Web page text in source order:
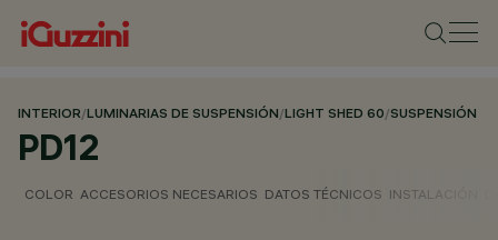
INTERIOR/LUMINARIAS DE SUSPENSIÓN/LIGHT SHED 60/SUSPENSIÓN
PD12
COLOR ACCESORIOS NECESARIOS DATOS TÉCNICOS INSTALACIÓN